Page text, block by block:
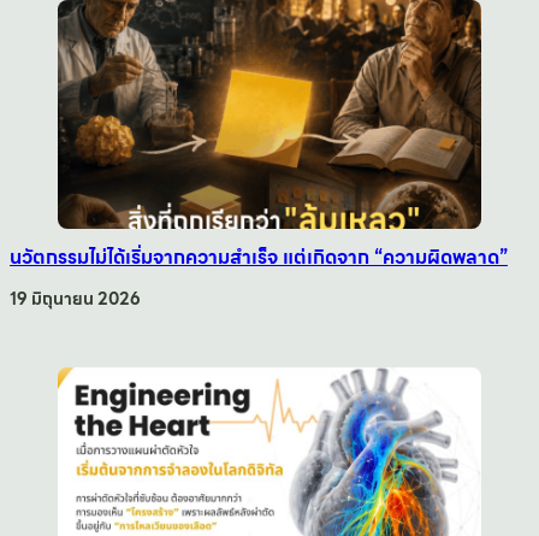
นวัตกรรมไม่ได้เริ่มจากความสำเร็จ แต่เกิดจาก “ความผิดพลาด”
19 มิถุนายน 2026